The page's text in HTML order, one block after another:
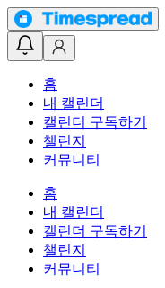
홈
내 캘린더
캘린더 구독하기
챌린지
커뮤니티
홈
내 캘린더
캘린더 구독하기
챌린지
커뮤니티